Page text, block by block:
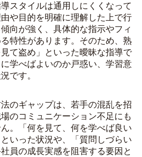
スタイルは通用しにくくなって
や目的を明確に理解した上で行
向が強く、具体的な指示やフィ
特性があります。そのため、熟
て盗め」といった曖昧な指導で
学べばよいのか戸惑い、学習意
です。
のギャップは、若手の混乱を招
のコミュニケーション不足にも
。「何を見て、何を学べば良い
いった状況や、「質問しづらい
員の成長実感を阻害する要因と